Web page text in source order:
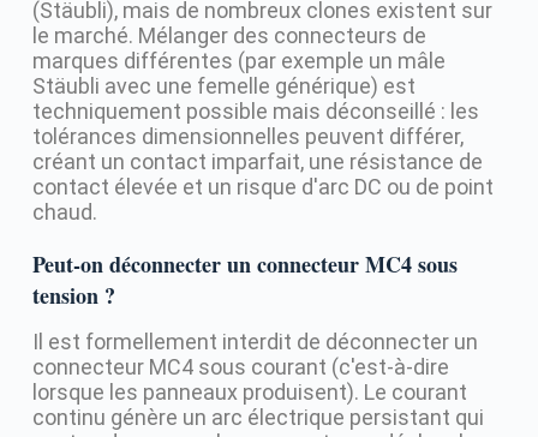
(Stäubli), mais de nombreux clones existent sur
le marché. Mélanger des connecteurs de
marques différentes (par exemple un mâle
Stäubli avec une femelle générique) est
techniquement possible mais déconseillé : les
tolérances dimensionnelles peuvent différer,
créant un contact imparfait, une résistance de
contact élevée et un risque d'arc DC ou de point
chaud.
Peut-on déconnecter un connecteur MC4 sous
tension ?
Il est formellement interdit de déconnecter un
connecteur MC4 sous courant (c'est-à-dire
lorsque les panneaux produisent). Le courant
continu génère un arc électrique persistant qui